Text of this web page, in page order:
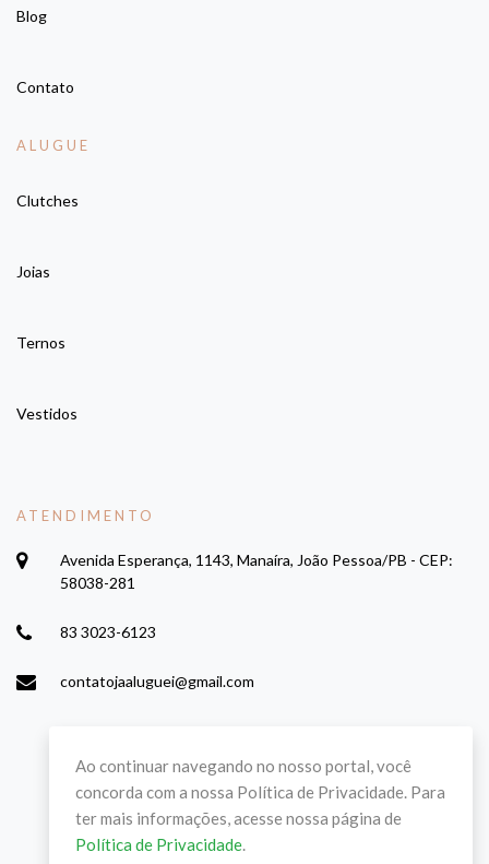
Blog
Contato
ALUGUE
Clutches
Joias
Ternos
Vestidos
ATENDIMENTO
Avenida Esperança, 1143, Manaíra, João Pessoa/PB - CEP:
58038-281
83 3023-6123
contatojaaluguei@gmail.com
Ao continuar navegando no nosso portal, você
concorda com a nossa Política de Privacidade. Para
ter mais informações, acesse nossa página de
Política de Privacidade.